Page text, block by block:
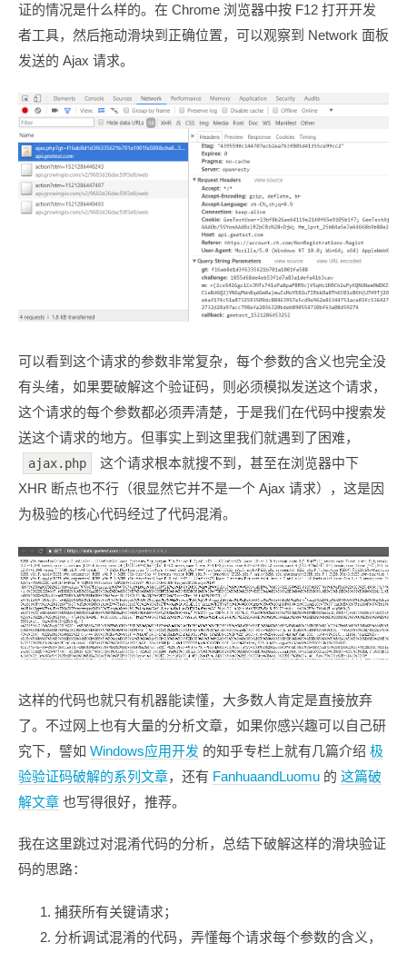
证的情况是什么样的。在 Chrome 浏览器中按 F12 打开开发
者工具，然后拖动滑块到正确位置，可以观察到 Network 面板
发送的 Ajax 请求。
可以看到这个请求的参数非常复杂，每个参数的含义也完全没
有头绪，如果要破解这个验证码，则必须模拟发送这个请求，
这个请求的每个参数都必须弄清楚，于是我们在代码中搜索发
送这个请求的地方。但事实上到这里我们就遇到了困难，
ajax.php
这个请求根本就搜不到，甚至在浏览器中下
XHR 断点也不行（很显然它并不是一个 Ajax 请求），这是因
为极验的核心代码经过了代码混淆。
这样的代码也就只有机器能读懂，大多数人肯定是直接放弃
了。不过网上也有大量的分析文章，如果你感兴趣可以自己研
究下，譬如 Windows应用开发 的知乎专栏上就有几篇介绍 极
验验证码破解的系列文章，还有 FanhuaandLuomu 的 这篇破
解文章 也写得很好，推荐。
我在这里跳过对混淆代码的分析，总结下破解这样的滑块验证
码的思路：
捕获所有关键请求；
分析调试混淆的代码，弄懂每个请求每个参数的含义，